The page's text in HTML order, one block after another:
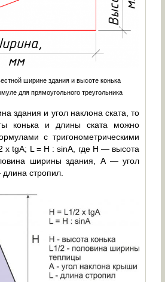
ширине здания и высоте конька
для прямоугольного треугольника
здания и угол наклона ската, то
конька и длины ската можно
с тригонометрическими
x tgA; L = H : sinA, где H — высота
ширины здания, A — угол
стропил.